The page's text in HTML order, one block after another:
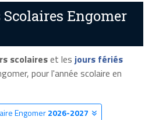
Engomer
scolaireset les jours fériés
pour l'année scolaire en
Engomer2026-2027